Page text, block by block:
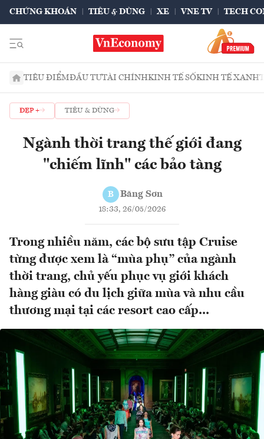
CHỨNG KHOÁN TIÊU & DÙNG XE VNE TV TECH
TIÊU ĐIỂMĐẦU TƯTÀI CHÍNHKINH TẾ SỐKINH TẾ XANH
ĐẸP + TIÊU & DÙNG
Ngành thời trang thế giới đang
"chiếm lĩnh" các bảo tàng
B Băng Sơn
18:33, 26/05/2026
Trong nhiều năm, các bộ sưu tập Cruise
từng được xem là “mùa phụ” của ngành
thời trang, chủ yếu phục vụ giới khách
hàng giàu có du lịch giữa mùa và nhu cầu
thương mại tại các resort cao cấp...